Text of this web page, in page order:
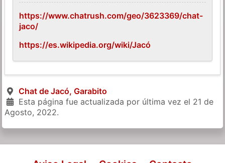
https://www.chatrush.com/geo/3623369/chat-
jaco/
https://es.wikipedia.org/wiki/Jacó
Chat de Jacó, Garabito
Esta página fue actualizada por última vez el 21 de
Agosto, 2022.